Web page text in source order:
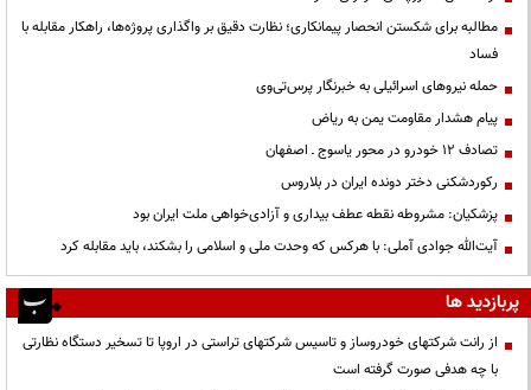
مطالبه برای شکستن انحصار پیمانکاری؛ نظارت دقیق بر واگذاری پروژه‌ها، راهکار مقابله با
فساد
حمله نیروهای اسرائیلی به خبرنگار پرس‌تی‌وی
پیام هشدار مقاومت یمن به ریاض
تصادف ۱۲ خودرو در محور یاسوج ـ اصفهان
رکوردشکنی دختر دونده ایران در بلاروس
پزشکیان: مشروطه نقطه عطف بیداری و آزادی‌خواهی ملت ایران بود
آیت‌الله جوادی آملی: با هرکس که وحدت ملی و اسلامی را بشکند، باید مقابله کرد
پربازدید ها
از رانت‌ شرکتهای خودروساز و تاسیس شرکتهای تراستی در اروپا تا تسخیر دستگاه نظارتی
با چه هدفی صورت گرفته است